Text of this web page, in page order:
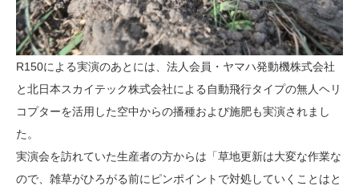
R150による実演のあとには、法人会員・ヤマハ発動機株式会社
と北日本スカイテック株式会社による自動飛行タイプの無人ヘリ
コプターを活用した空中からの播種および施肥も実演されまし
た。
実演会を訪れていた生産者の方からは「草地更新は大変な作業な
ので、雑草がひろがる前にピンポイントで対処していくことはと